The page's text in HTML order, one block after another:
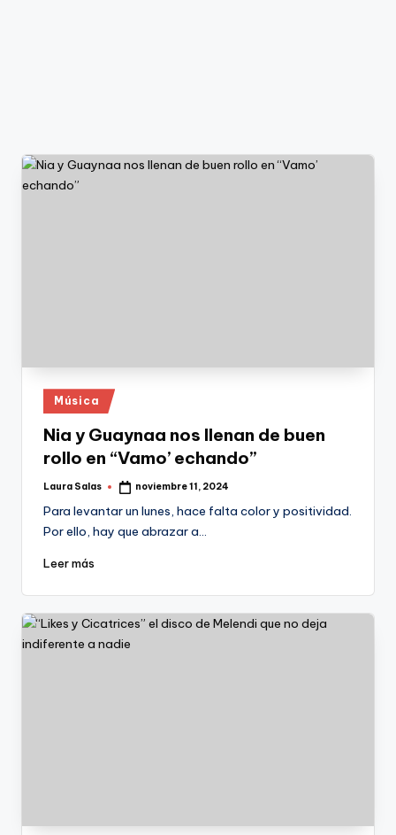
Publicado
en
Música
Nia y Guaynaa nos llenan de buen
rollo en “Vamo’ echando”
Publicado
Laura Salas noviembre 11, 2024
Para levantar un lunes, hace falta color y positividad.
Por ello, hay que abrazar a…
Leer más